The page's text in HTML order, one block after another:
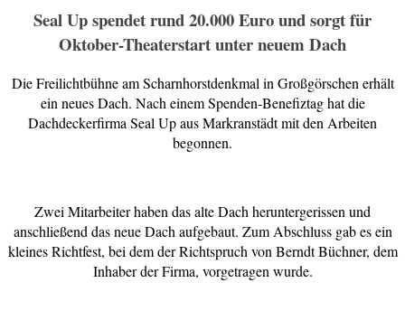
Seal Up spendet rund 20.000 Euro und sorgt für
Oktober-Theaterstart unter neuem Dach
Die Freilichtbühne am Scharnhorstdenkmal in Großgörschen erhält
ein neues Dach. Nach einem Spenden-Benefiztag hat die
Dachdeckerfirma Seal Up aus Markranstädt mit den Arbeiten
begonnen.
Zwei Mitarbeiter haben das alte Dach heruntergerissen und
anschließend das neue Dach aufgebaut. Zum Abschluss gab es ein
kleines Richtfest, bei dem der Richtspruch von Berndt Büchner, dem
Inhaber der Firma, vorgetragen wurde.